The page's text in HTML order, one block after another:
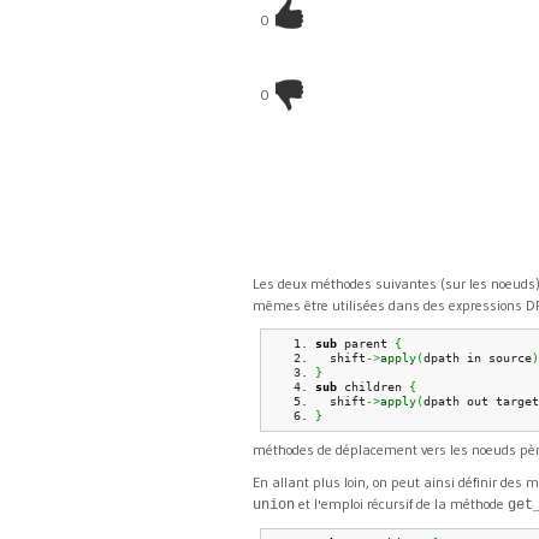
0
0
Les deux méthodes suivantes (sur les
mêmes être utilisées dans des expressions
sub parent {
  shift
->apply(dpath in source)
}
sub children {
  shift
->apply(dpath out target
}
méthodes de déplacement vers les noeuds
En allant plus loin, on peut ainsi définir des
union et l'emploi récursif de la méthode